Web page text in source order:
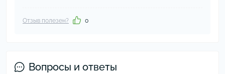
Отзыв полезен? 0
Вопросы и ответы